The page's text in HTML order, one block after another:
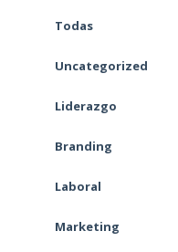
Todas
Uncategorized
Liderazgo
Branding
Laboral
Marketing